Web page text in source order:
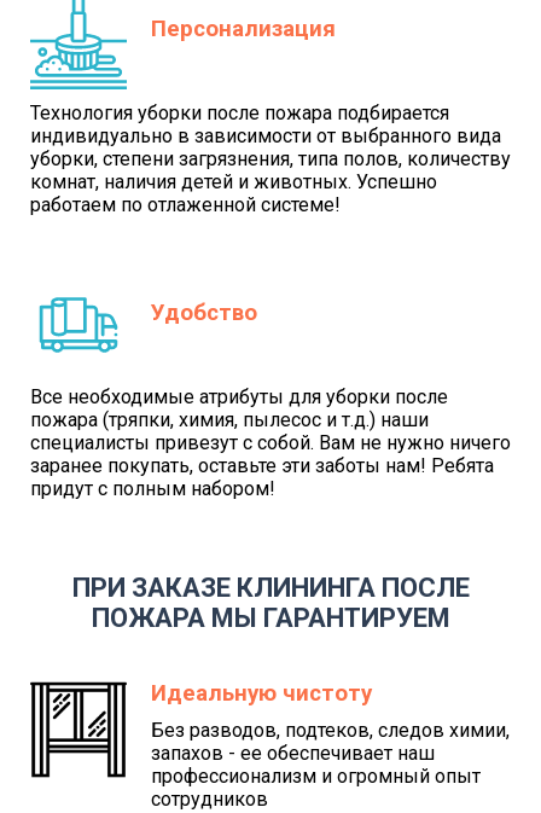
Персонализация
Технология уборки после пожара подбирается
индивидуально в зависимости от выбранного вида
уборки, степени загрязнения, типа полов, количеству
комнат, наличия детей и животных. Успешно
работаем по отлаженной системе!
Удобство
Все необходимые атрибуты для уборки после
пожара (тряпки, химия, пылесос и т.д.) наши
специалисты привезут с собой. Вам не нужно ничего
заранее покупать, оставьте эти заботы нам! Ребята
придут с полным набором!
ПРИ ЗАКАЗЕ КЛИНИНГА ПОСЛЕ
ПОЖАРА МЫ ГАРАНТИРУЕМ
Идеальную чистоту
Без разводов, подтеков, следов химии,
запахов - ее обеспечивает наш
профессионализм и огромный опыт
сотрудников